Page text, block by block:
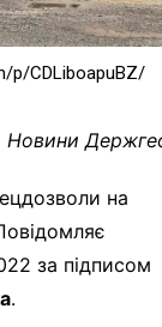
p/CDLiboapuBZ/
Новини
на
за підписом
.